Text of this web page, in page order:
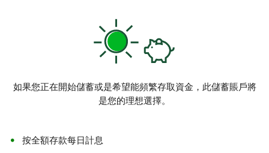
如果您正在開始儲蓄或是希望能頻繁存取資金，此儲蓄賬戶將
是您的理想選擇。
按全額存款每日計息